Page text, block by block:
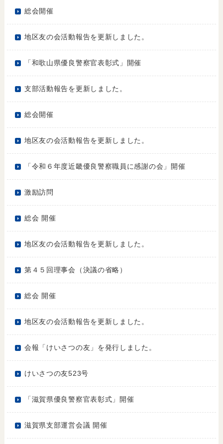
総会開催
地区友の会活動報告を更新しました。
「和歌山県優良警察官表彰式」開催
支部活動報告を更新しました。
総会開催
地区友の会活動報告を更新しました。
「令和６年度近畿優良警察職員に感謝の会」開催
激励訪問
総会 開催
地区友の会活動報告を更新しました。
第４５回理事会（決議の省略）
総会 開催
地区友の会活動報告を更新しました。
会報「けいさつの友」を発行しました。
けいさつの友523号
「滋賀県優良警察官表彰式」開催
滋賀県支部運営会議 開催